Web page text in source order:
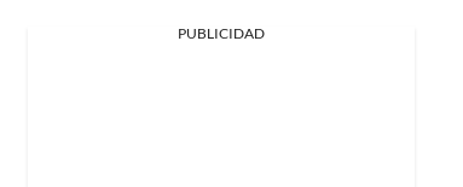
PUBLICIDAD